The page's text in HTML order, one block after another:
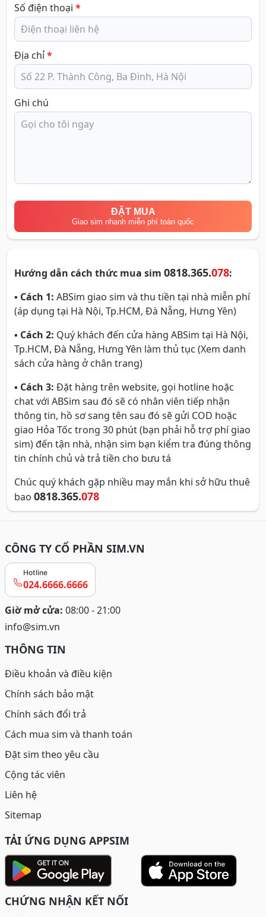
Số điện thoại *
Địa chỉ*
Ghi chú
ĐẶT MUA
Giao sim nhanh miễn phí toàn quốc
Hướng dẫn cách thức mua sim 0818.365.078:
▪ Cách 1: ABSim giao sim và thu tiền tại nhà miễn phí
(áp dụng tại Hà Nội, Tp.HCM, Đà Nẵng, Hưng Yên)
▪ Cách 2: Quý khách đến cửa hàng ABSim tại Hà Nội,
Tp.HCM, Đà Nẵng, Hưng Yên làm thủ tục (Xem danh
sách cửa hàng ở chân trang)
▪ Cách 3: Đặt hàng trên website, gọi hotline hoặc
chat với ABSim sau đó sẽ có nhân viên tiếp nhận
thông tin, hồ sơ sang tên sau đó sẽ gửi COD hoặc
giao Hỏa Tốc trong 30 phút (bạn phải hỗ trợ phí giao
sim) đến tận nhà, nhận sim bạn kiểm tra đúng thông
tin chính chủ và trả tiền cho bưu tá
Chúc quý khách gặp nhiều may mắn khi sở hữu thuê
bao 0818.365.078
CÔNG TY CỔ PHẦN SIM.VN
Hotline
024.6666.6666
Giờ mở cửa: 08:00 - 21:00
info@sim.vn
THÔNG TIN
Điều khoản và điều kiện
Chính sách bảo mật
Chính sách đổi trả
Cách mua sim và thanh toán
Đặt sim theo yêu cầu
Cộng tác viên
Liên hệ
Sitemap
TẢI ỨNG DỤNG APPSIM
CHỨNG NHẬN KẾT NỐI